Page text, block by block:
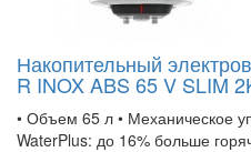
Накопительный
R INOX ABS 65 V SLIM
• Объем 65 л • Механическое
WaterPlus: до 16% больше